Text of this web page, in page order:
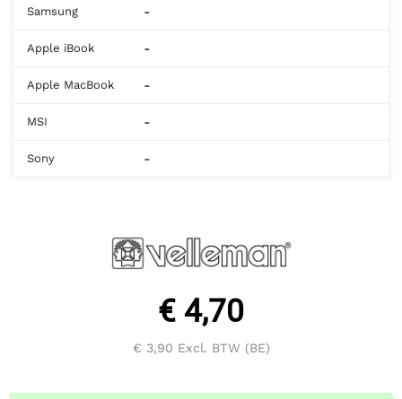
Samsung -
Apple iBook -
Apple MacBook -
MSI -
Sony -
€ 4,70
€ 3,90 Excl. BTW (BE)